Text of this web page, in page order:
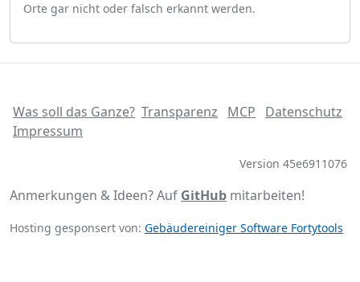
Orte gar nicht oder falsch erkannt werden.
Was soll das Ganze? Transparenz MCP
Datenschutz
Impressum
Version 45e6911076
Anmerkungen & Ideen? Auf GitHub mitarbeiten!
Hosting gesponsert von: Gebäudereiniger Software Fortytools